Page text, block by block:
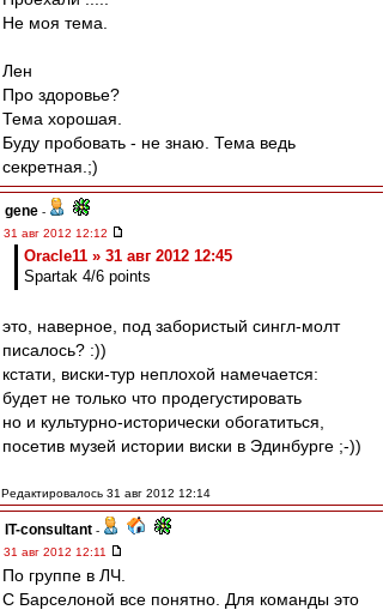
Не моя тема.
Лен
Про здоровье?
Тема хорошая.
Буду пробовать - не знаю. Тема ведь
секретная.;)
gene -
31 авг 2012 12:12
Oracle11 » 31 авг 2012 12:45
Spartak 4/6 points
это, наверное, под забористый сингл-молт
писалось? :))
кстати, виски-тур неплохой намечается:
будет не только что продегустировать
но и культурно-исторически обогатиться,
посетив музей истории виски в Эдинбурге ;-))
Редактировалось 31 авг 2012 12:14
IT-consultant -
31 авг 2012 12:11
По группе в ЛЧ.
С Барселоной все понятно. Для команды это